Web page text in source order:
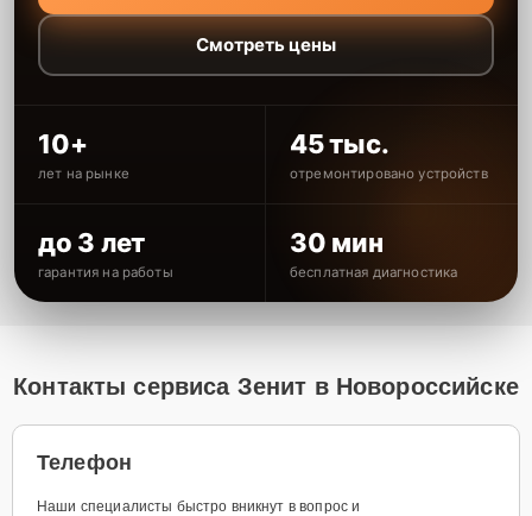
Смотреть цены
10+
лет на рынке
45 тыс.
отремонтировано устройств
до 3 лет
гарантия на работы
30 мин
бесплатная диагностика
Контакты сервиса Зенит в Новороссийске
Телефон
Наши специалисты быстро вникнут в вопрос и